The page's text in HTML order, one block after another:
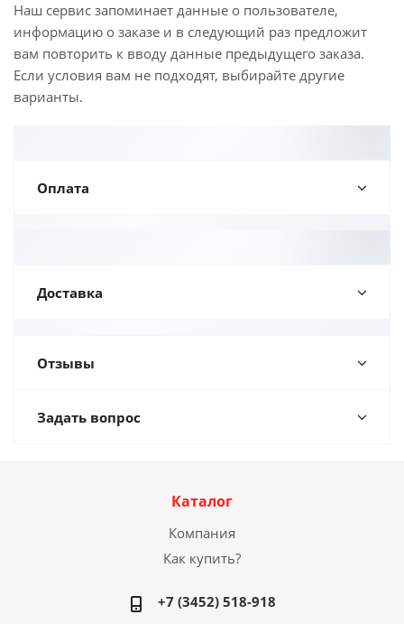
Наш сервис запоминает данные о пользователе,
информацию о заказе и в следующий раз предложит
вам повторить к вводу данные предыдущего заказа.
Если условия вам не подходят, выбирайте другие
варианты.
Оплата
Доставка
Отзывы
Задать вопрос
Каталог
Компания
Как купить?
+7 (3452) 518-918